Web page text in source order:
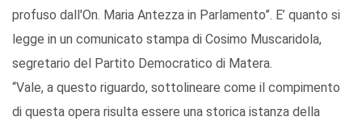
profuso dall'On. Maria Antezza in Parlamento”. E’ quanto si
legge in un comunicato stampa di Cosimo Muscaridola,
segretario del Partito Democratico di Matera.
“Vale, a questo riguardo, sottolineare come il compimento
di questa opera risulta essere una storica istanza della